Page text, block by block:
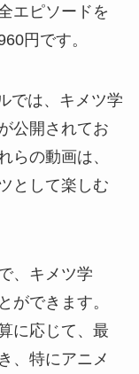
エピソードを
円です。
では、キメツ学
公開されてお
らの動画は、
として楽しむ
、キメツ学
ができます。
に応じて、最
、特にアニメ